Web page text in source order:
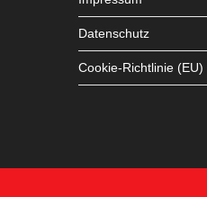
Datenschutz
Cookie-Richtlinie (EU)